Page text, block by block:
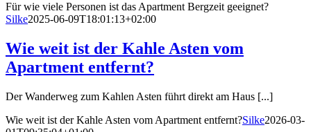
Für wie viele Personen ist das Apartment Bergzeit geeignet?
Silke2025-06-09T18:01:13+02:00
Wie weit ist der Kahle Asten vom
Apartment entfernt?
Der Wanderweg zum Kahlen Asten führt direkt am Haus [...]
Wie weit ist der Kahle Asten vom Apartment entfernt?Silke2026-03-